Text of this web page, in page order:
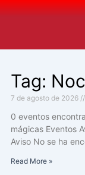
Ir
Tag:
7 de agosto de 2026
0 eventos
mágicas Eventos
Aviso No se ha
Read More »